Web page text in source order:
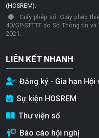
(HOSREM).
Giấy phép số: Giấy phép
40/GP-STTTT do Sở Thông tin
2021.
LIÊN KẾT NHANH
Đăng ký - Gia hạn Hội
Sự kiện HOSREM
Thư viện số
Báo cáo hội nghị